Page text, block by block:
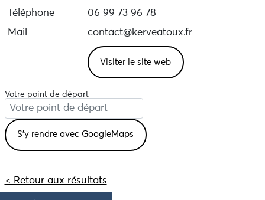
Téléphone
06 99 73 96 78
Mail
contact@kerveatoux.fr
Visiter le site web
Votre point de départ
< Retour aux résultats